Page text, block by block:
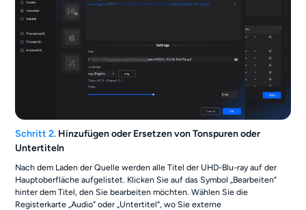
Schritt 2. Hinzufügen oder Ersetzen von Tonspuren oder
Untertiteln
Nach dem Laden der Quelle werden alle Titel der UHD-Blu-ray auf der
Hauptoberfläche aufgelistet. Klicken Sie auf das Symbol „Bearbeiten“
hinter dem Titel, den Sie bearbeiten möchten. Wählen Sie die
Registerkarte „Audio“ oder „Untertitel“, wo Sie externe